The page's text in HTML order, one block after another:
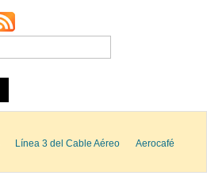
Línea 3 del Cable Aéreo
Aerocafé